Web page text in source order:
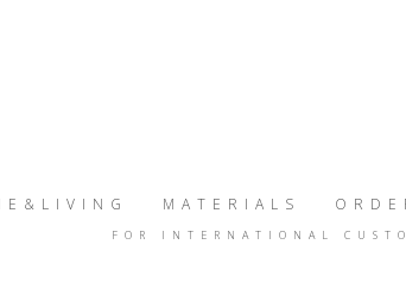
MATERIALS
FOR INTERNATIONAL